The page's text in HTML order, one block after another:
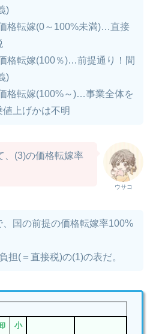
)
格転嫁(0～100%未満)…直接
格転嫁(100％)…前提通り！間
)
格転嫁(100%～)…事業全体を
値上げかは不明
ウサコ
、(3)の価格転嫁率
、国の前提の価格転嫁率100%
担(＝直接税)の(1)の表だ。
小